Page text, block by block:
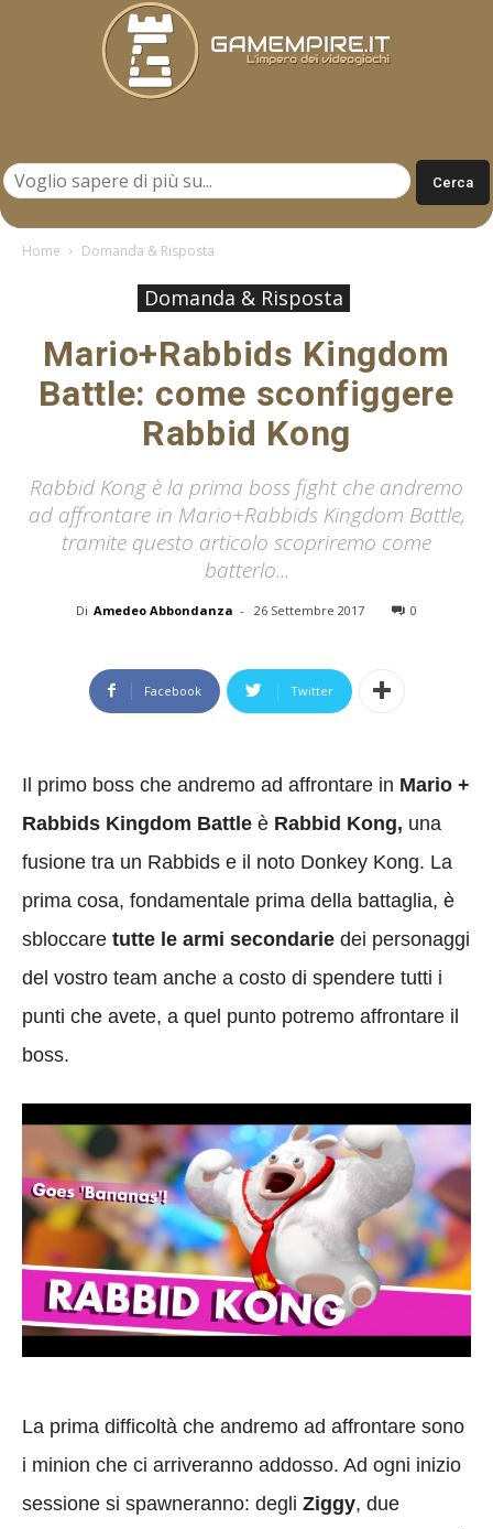
Home Domanda & Risposta
Domanda & Risposta
Mario+Rabbids Kingdom
Battle: come sconfiggere
Rabbid Kong
Rabbid Kong è la prima boss fight che andremo
ad affrontare in Mario+Rabbids Kingdom Battle,
tramite questo articolo scopriremo come
batterlo...
Di Amedeo Abbondanza - 26 Settembre 2017 0
Facebook Twitter
Il primo boss che andremo ad affrontare in Mario +
Rabbids Kingdom Battle è Rabbid Kong, una
fusione tra un Rabbids e il noto Donkey Kong. La
prima cosa, fondamentale prima della battaglia, è
sbloccare tutte le armi secondarie dei personaggi
del vostro team anche a costo di spendere tutti i
punti che avete, a quel punto potremo affrontare il
boss.
La prima difficoltà che andremo ad affrontare sono
i minion che ci arriveranno addosso. Ad ogni inizio
sessione si spawneranno: degli Ziggy, due